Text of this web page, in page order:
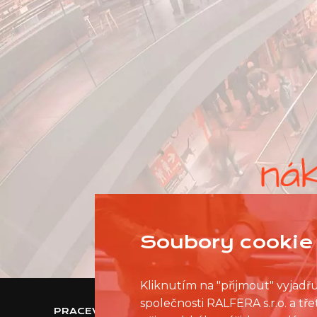
PRACEVNAKUPNIMCENTRU.CZ
Soubory
Kliknutím na "přijmout"
společnosti RALFERA s.r.o. a